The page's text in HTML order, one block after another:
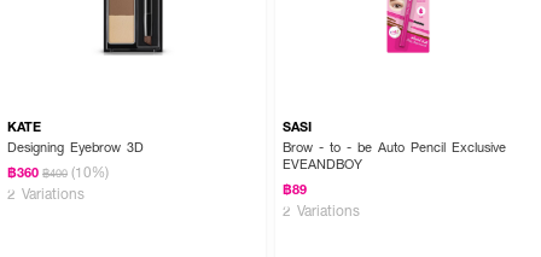
KATE
Designing Eyebrow 3D
฿360 ฿400 (10%)
2 Variations
SASI
Brow - to - be Auto Pencil Exclusive
EVEANDBOY
฿89
2 Variations